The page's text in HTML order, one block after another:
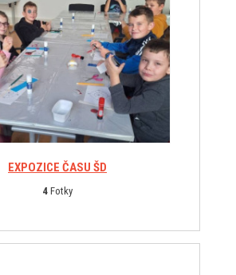
EXPOZICE ČASU ŠD
4 Fotky